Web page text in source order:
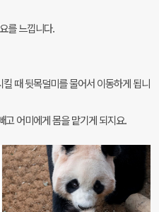
를 느낍니다.
때 뒷목덜미를 물어서 이동하게 됩니
고 어미에게 몸을 맡기게 되지요.